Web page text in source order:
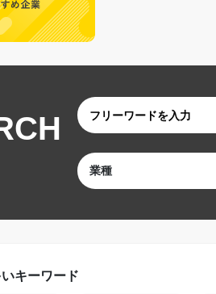
キーワード